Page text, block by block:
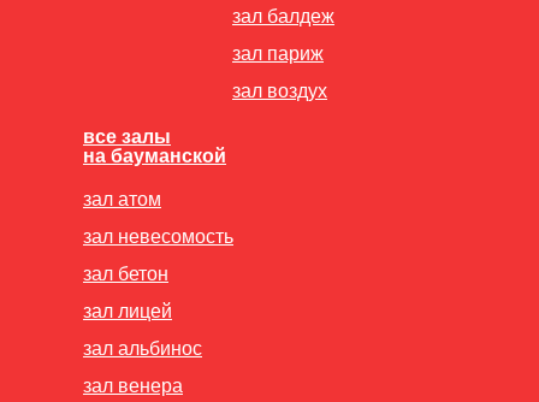
зал атом
зал невесомость
зал альбинос
зал венера
зал бетон
зал лицей
все залы
на бауманской
зал балдеж
зал париж
зал воздух